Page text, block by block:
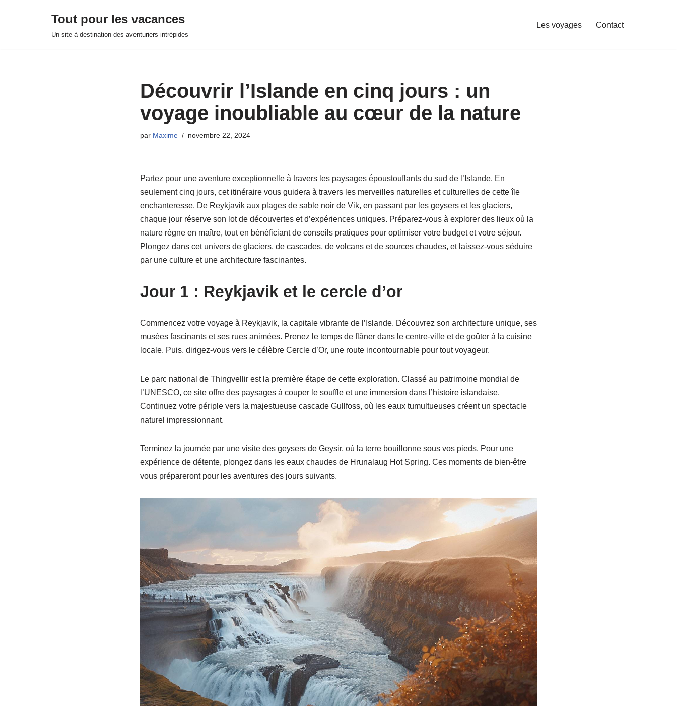
Tout pour les vacances
Un site à destination des aventuriers intrépides
Les voyages Contact
Découvrir l’Islande en cinq jours : un
voyage inoubliable au cœur de la nature
par Maxime novembre 22, 2024
Partez pour une aventure exceptionnelle à travers les paysages époustouflants du sud de l’Islande. En
seulement cinq jours, cet itinéraire vous guidera à travers les merveilles naturelles et culturelles de cette île
enchanteresse. De Reykjavik aux plages de sable noir de Vik, en passant par les geysers et les glaciers,
chaque jour réserve son lot de découvertes et d’expériences uniques. Préparez-vous à explorer des lieux où la
nature règne en maître, tout en bénéficiant de conseils pratiques pour optimiser votre budget et votre séjour.
Plongez dans cet univers de glaciers, de cascades, de volcans et de sources chaudes, et laissez-vous séduire
par une culture et une architecture fascinantes.
Jour 1 : Reykjavik et le cercle d’or
Commencez votre voyage à Reykjavik, la capitale vibrante de l’Islande. Découvrez son architecture unique, ses
musées fascinants et ses rues animées. Prenez le temps de flâner dans le centre-ville et de goûter à la cuisine
locale. Puis, dirigez-vous vers le célèbre Cercle d’Or, une route incontournable pour tout voyageur.
Le parc national de Thingvellir est la première étape de cette exploration. Classé au patrimoine mondial de
l’UNESCO, ce site offre des paysages à couper le souffle et une immersion dans l’histoire islandaise.
Continuez votre périple vers la majestueuse cascade Gullfoss, où les eaux tumultueuses créent un spectacle
naturel impressionnant.
Terminez la journée par une visite des geysers de Geysir, où la terre bouillonne sous vos pieds. Pour une
expérience de détente, plongez dans les eaux chaudes de Hrunalaug Hot Spring. Ces moments de bien-être
vous prépareront pour les aventures des jours suivants.